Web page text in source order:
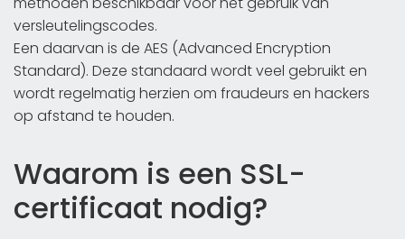
versleutelingscodes.
Een daarvan is de AES (Advanced Encryption
Standard). Deze standaard wordt veel gebruikt en
wordt regelmatig herzien om fraudeurs en hackers
op afstand te houden.
Waarom is een SSL-
certificaat nodig?